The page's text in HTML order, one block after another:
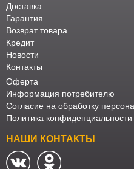
Доставка
Гарантия
Возврат товара
Кредит
Новости
Контакты
Оферта
Информация потребителю
Согласие на обработку
Политика конфиденциальности
НАШИ КОНТАКТЫ